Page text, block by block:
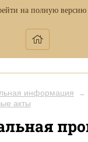
на полную версию
информация →
акты